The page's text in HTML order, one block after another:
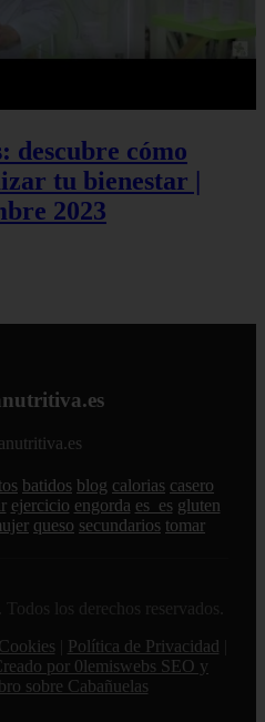
descubre cómo
tu bienestar |
2023
batidos blog calorias casero
ejercicio engorda es_es gluten
queso secundarios tomar
los derechos reservados.
Política de Privacidad
por 0lemiswebs SEO y
sobre Cabañuelas